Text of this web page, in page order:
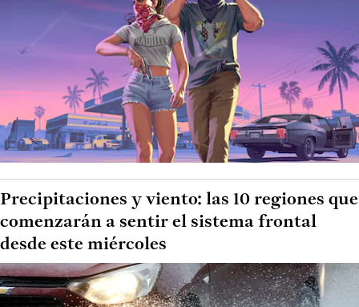
Precipitaciones y viento: las 10 regiones que
comenzarán a sentir el sistema frontal
desde este miércoles